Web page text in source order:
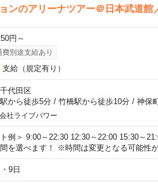
ンのアリーナツアー＠日本武道館
円～
費別途支給あり
支給（規定有り）
代田区
から徒歩5分/ 竹橋駅から徒歩10分/ 神保
社ライブパワー
例＞ 9:00～22:30 12:30～22:00 15:30～
を選べます！ ※時間は変更となる可能性
9日